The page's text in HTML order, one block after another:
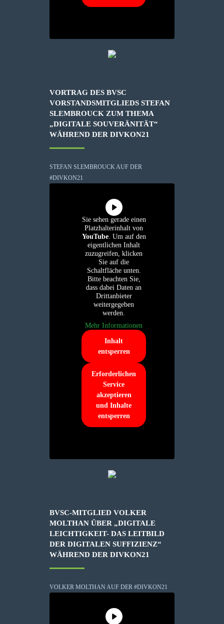
VORTRAG DES BVSC
VORSTANDSMITGLIEDS STEFAN
SLEMBROUCK ZUM THEMA
„DIGITALE SOUVERÄNITÄT“
WÄHREND DER DIVKON21
STEFAN SLEMBROUCK AUF DER
#DIVKON21
Sie sehen gerade einen
Platzhalterinhalt von
YouTube. Um auf den
eigentlichen Inhalt
zuzugreifen, klicken
Sie auf die
Schaltfläche unten.
Bitte beachten Sie,
dass dabei Daten an
Drittanbieter
weitergegeben
werden.
Mehr Informationen
Inhalt
entsperren
Erforderlichen
Service
akzeptieren
und Inhalte
entsperren
BVSC-MITGLIED VOLKER
MOLTHAN ÜBER „DIGITALE
LEICHTIGKEIT- DAS LEITBILD
DER DIGITALEN SUFFIZIENZ“
WÄHREND DER DIVKON21
VOLKER MOLTHAN AUF DER #DIVKON21